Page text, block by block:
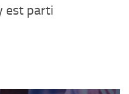
est parti